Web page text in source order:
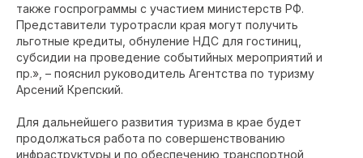
также госпрограммы с участием министерств РФ.
Представители туротрасли края могут получить
льготные кредиты, обнуление НДС для гостиниц,
субсидии на проведение событийных мероприятий и
пр.», – пояснил руководитель Агентства по туризму
Арсений Крепский.
Для дальнейшего развития туризма в крае будет
продолжаться работа по совершенствованию
инфраструктуры и по обеспечению транспортной